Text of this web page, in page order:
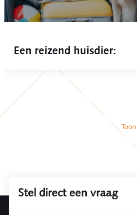
Een reizend huisdier:
Stel direct een vraag